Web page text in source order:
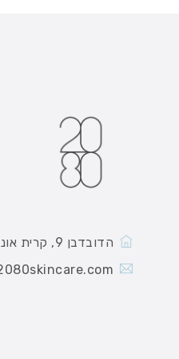
הדובדבן 9, קרית אונו